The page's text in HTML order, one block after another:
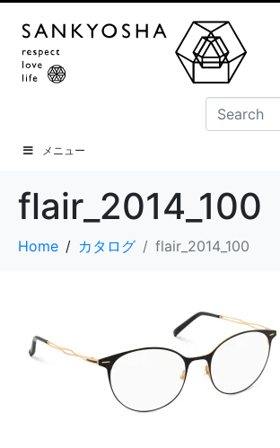
メニュー
flair_2014_100
Home カタログ flair_2014_100